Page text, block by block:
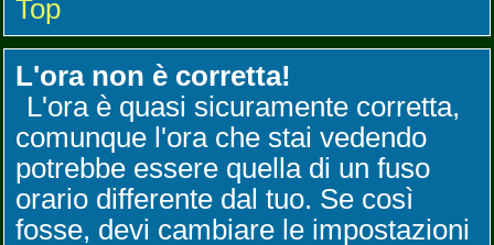
Top
L'ora non è corretta!
L'ora è quasi sicuramente corretta,
comunque l'ora che stai vedendo
potrebbe essere quella di un fuso
orario differente dal tuo. Se così
fosse, devi cambiare le impostazioni